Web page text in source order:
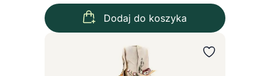
Dodaj do koszyka